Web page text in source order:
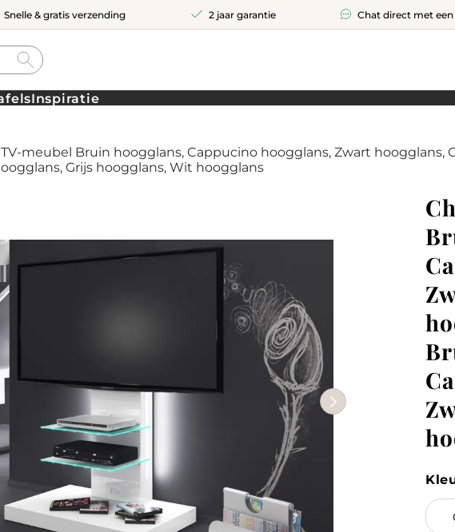
Snelle & gratis verzending 2 jaar garantie Chat direct met
Inspiratie
meubel Bruin hoogglans, Cappucino hoogglans, Zwart hoogglans,
Grijs hoogglans, Wit hoogglans